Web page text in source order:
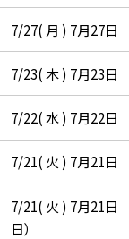
7/27( 月 ) 7月27
7/23( 木 ) 7月23
7/22( 水 ) 7月22日
7/21( 火 ) 7月21日
7/21( 火 ) 7月21日
日）